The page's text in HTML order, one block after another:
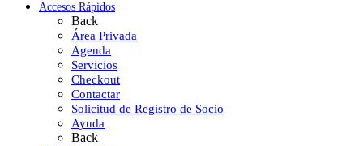
Accesos Rápidos
Back
Área Privada
Agenda
Servicios
Checkout
Contactar
Solicitud de Registro de Socio
Ayuda
Back